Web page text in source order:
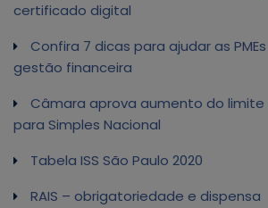
certificado digital
Confira 7 dicas para ajudar as
gestão financeira
Câmara aprova aumento do
para Simples Nacional
Tabela ISS São Paulo 2020
RAIS – obrigatoriedade e dispensa